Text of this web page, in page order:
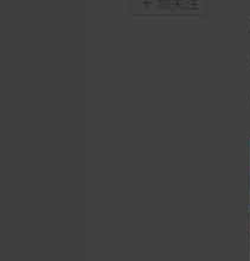
加关注